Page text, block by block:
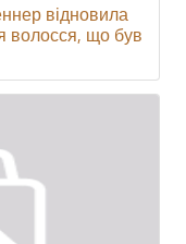
відновила
волосся, що був